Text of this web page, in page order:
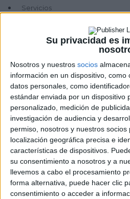
Su privacidad es
Nosotros y nuestros socios
información en un dispositivo, como
datos personales, como
estándar enviada por un dispositivo
personalizado, medición de
investigación de audiencia y
permiso, nosotros y nuestros
localización geográfica precisa e
características de dispositivos.
su consentimiento a nosotros y a
llevemos a cabo el procesamiento
forma alternativa, puede hacer clic
consentimiento o acceder a
Servicios
Actividades
Teléfonos de interés
Zona privada
Historia
Espacios
Supermercado
Capilla
Club social
Piscinas